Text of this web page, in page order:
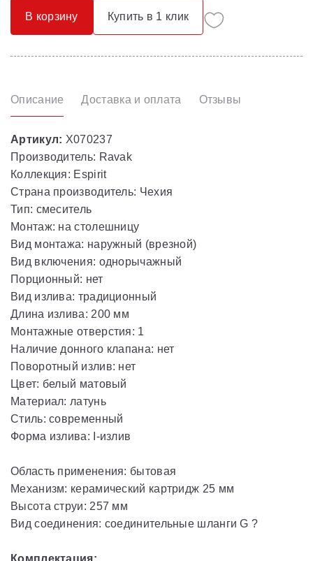
В корзину Купить в 1 клик
Описание Доставка и оплата Отзывы
Артикул: X070237
Производитель: Ravak
Коллекция: Espirit
Страна производитель: Чехия
Тип: смеситель
Монтаж: на столешницу
Вид монтажа: наружный (врезной)
Вид включения: однорычажный
Порционный: нет
Вид излива: традиционный
Длина излива: 200 мм
Монтажные отверстия: 1
Наличие донного клапана: нет
Поворотный излив: нет
Цвет: белый матовый
Материал: латунь
Стиль: современный
Форма излива: I-излив
Область применения: бытовая
Механизм: керамический картридж 25 мм
Высота струи: 257 мм
Вид соединения: соединительные шланги G ?
Комплектация: